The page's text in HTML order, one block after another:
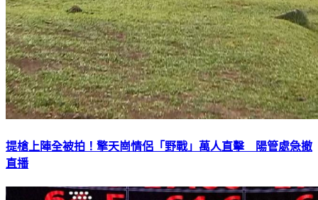
提槍上陣全被拍！擎天崗情侶「野戰」萬人直擊 陽管處急撤
直播